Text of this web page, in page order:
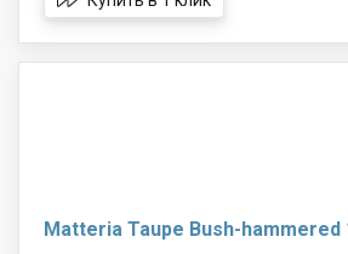
Matteria Taupe Bush-hammered